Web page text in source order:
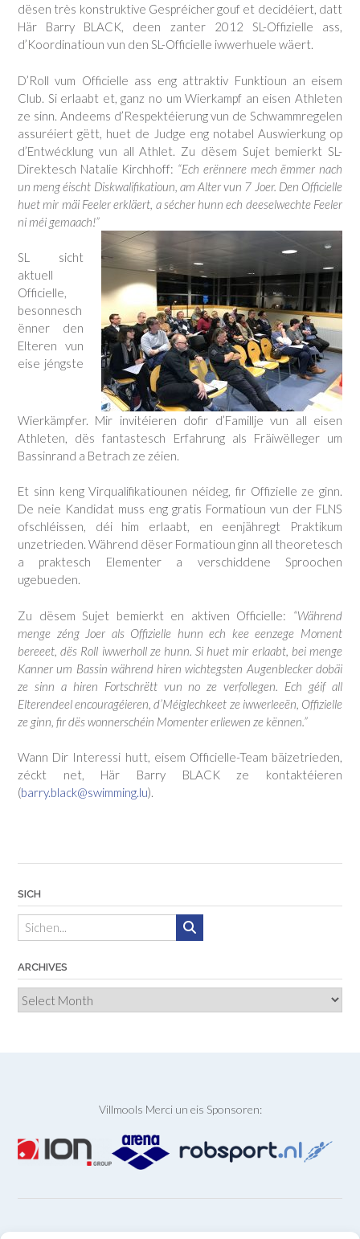
dësen très konstruktive Gespréicher gouf et decidéiert, datt
Här Barry BLACK, deen zanter 2012 SL-Offizielle ass,
d’Koordinatioun vun den SL-Officielle iwwerhuele wäert.
D’Roll vum Officielle ass eng attraktiv Funktioun an eisem
Club. Si erlaabt et, ganz no um Wierkampf an eisen Athleten
ze sinn. Andeems d’Respektéierung vun de Schwammregelen
assuréiert gëtt, huet de Judge eng notabel Auswierkung op
d’Entwécklung vun all Athlet. Zu dësem Sujet bemierkt SL-
Direktesch Natalie Kirchhoff: “Ech erënnere mech ëmmer nach
un meng éischt Diskwalifikatioun, am Alter vun 7 Joer. Den Officielle
huet mir mäi Feeler erkläert, a sécher hunn ech deeselwechte Feeler
ni méi gemaach!”
SL sicht
aktuell
Officielle,
besonnesch
ënner den
Elteren vun
eise jéngste
Wierkämpfer. Mir invitéieren dofir d’Famillje vun all eisen
Athleten, dës fantastesch Erfahrung als Fräiwëlleger um
Bassinrand a Betrach ze zéien.
Et sinn keng Virqualifikatiounen néideg, fir Offizielle ze ginn.
De neie Kandidat muss eng gratis Formatioun vun der FLNS
ofschléissen, déi him erlaabt, en eenjähregt Praktikum
unzetrieden. Während dëser Formatioun ginn all theoretesch
a praktesch Elementer a verschiddene Sproochen
ugebueden.
Zu dësem Sujet bemierkt en aktiven Officielle: “Während
menge zéng Joer als Offizielle hunn ech kee eenzege Moment
bereeet, dës Roll iwwerholl ze hunn. Si huet mir erlaabt, bei menge
Kanner um Bassin während hiren wichtegsten Augenblecker dobäi
ze sinn a hiren Fortschrëtt vun no ze verfollegen. Ech géif all
Elterendeel encouragéieren, d’Méiglechkeet ze iwwerleeën, Offizielle
ze ginn, fir dës wonnerschéin Momenter erliewen ze kënnen.”
Wann Dir Interessi hutt, eisem Officielle-Team bäizetrieden,
zéckt net, Här Barry BLACK ze kontaktéieren
(barry.black@swimming.lu).
SICH
ARCHIVES
Archives
Villmools Merci un eis Sponsoren: